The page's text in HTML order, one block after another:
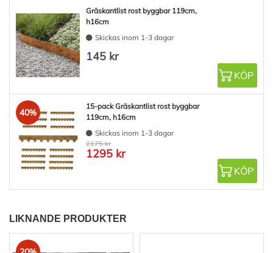
Gräskantlist rost byggbar 119cm,
h16cm
Skickas inom 1-3 dagar
145 kr
KÖP
40%
15-pack Gräskantlist rost byggbar
119cm, h16cm
Skickas inom 1-3 dagar
2175 kr
1295 kr
KÖP
LIKNANDE PRODUKTER